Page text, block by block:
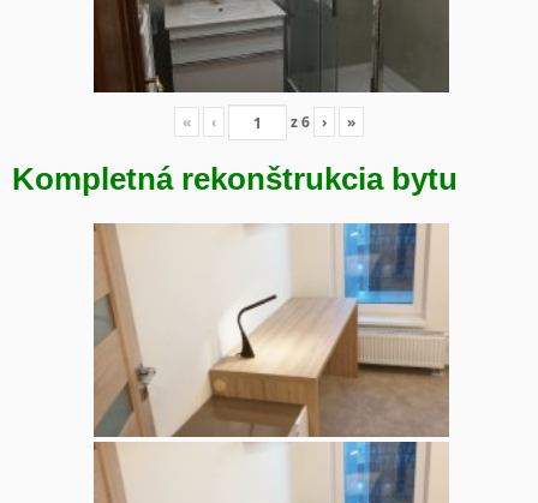
« ‹ z6 › »
Kompletná rekonštrukcia bytu